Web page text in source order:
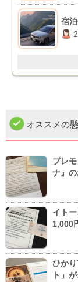
宿
オススメの
プレ
ナ』の
イト
1,000
ひか
ト」